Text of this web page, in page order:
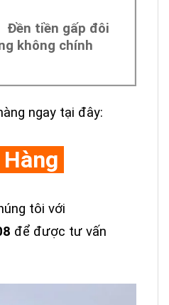
Đền tiền gấp đôi
không chính
ngay tại đây:
tôi với
để được tư vấn